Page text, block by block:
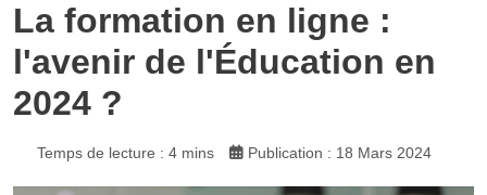
La formation en ligne :
l'avenir de l'Éducation en
2024 ?
Temps de lecture : 4 mins Publication : 18 Mars 2024